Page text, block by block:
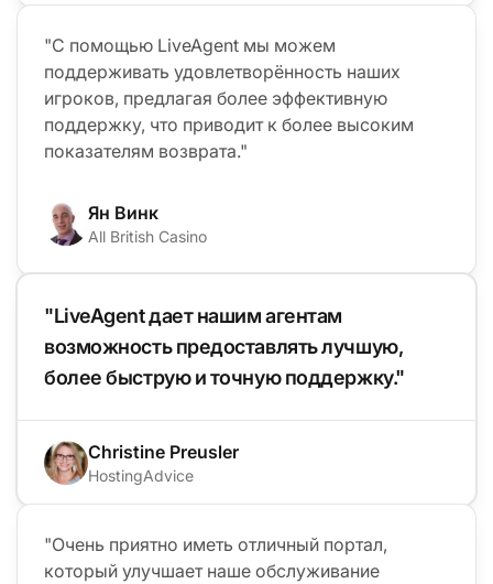
"С помощью LiveAgent мы можем
поддерживать удовлетворённость наших
игроков, предлагая более эффективную
поддержку, что приводит к более высоким
показателям возврата."
Ян Винк
All British Casino
"LiveAgent дает нашим агентам
возможность предоставлять лучшую,
более быструю и точную поддержку."
Christine Preusler
HostingAdvice
"Очень приятно иметь отличный портал,
который улучшает наше обслуживание